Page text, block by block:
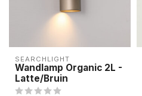
SEARCHLIGHT
Wandlamp Organic 2L -
Latte/Bruin